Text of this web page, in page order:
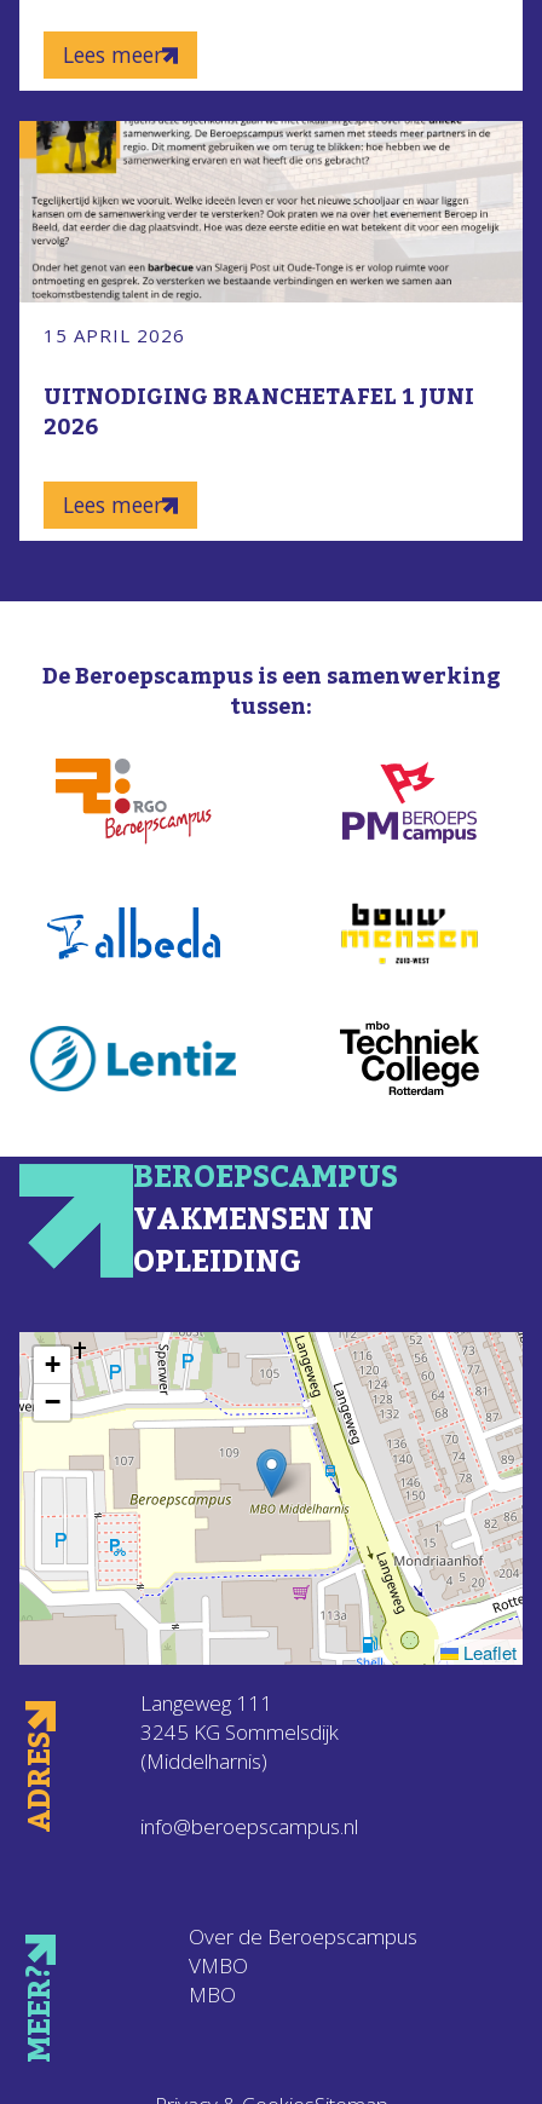
Lees meer
15 APRIL 2026
UITNODIGING BRANCHETAFEL 1 JUNI
2026
Lees meer
De Beroepscampus is een samenwerking
tussen:
BEROEPSCAMPUS
VAKMENSEN IN
OPLEIDING
+
−
Leaflet
ADRES
Langeweg 111
3245 KG Sommelsdijk
(Middelharnis)
info@beroepscampus.nl
MEER?
Over de Beroepscampus
VMBO
MBO